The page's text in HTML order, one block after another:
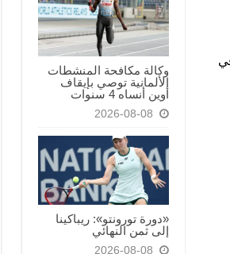
وكالة مكافحة المنشطات
الألمانية توصي بإيقاف
أوين أنساه 4 سنوات
2026-08-08
«دورة تورونتو»: ريباكينا
إلى ثمن النهائي
2026-08-08
في